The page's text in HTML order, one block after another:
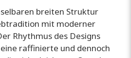
breiten Struktur
mit moderner
Rhythmus des Designs
raffinierte und dennoch